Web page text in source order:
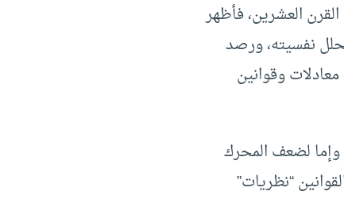
العشرين، فأظهر
نفسيته، ورصد
وقوانين
وإما لضعف المحرك
“نظريات”